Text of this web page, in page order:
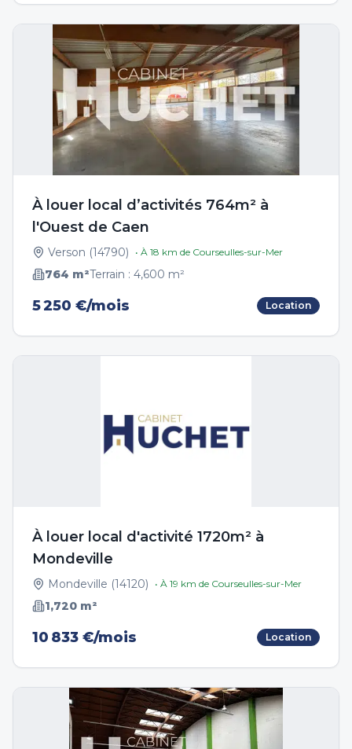
À louer local d’activités 764m² à
l'Ouest de Caen
Verson (14790) • À 18 km de Courseulles-sur-Mer
764 m²Terrain : 4,600 m²
5 250 €/mois Location
À louer local d'activité 1720m² à
Mondeville
Mondeville (14120) • À 19 km de Courseulles-sur-Mer
1,720 m²
10 833 €/mois Location